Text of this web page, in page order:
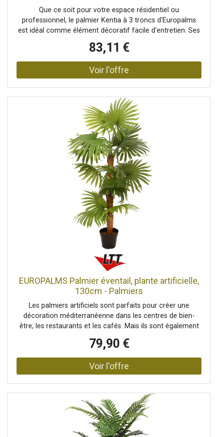
Que ce soit pour votre espace résidentiel ou
professionnel, le palmier Kentia à 3 troncs d'Europalms
est idéal comme élément décoratif facile d'entretien. Ses
troncs sont recouverts de véritable fibre de palmier, ce qui
confère à ce palmier artificiel un aspect très naturel. Il est
particulièrement mis en valeur, car les feuilles ont été
disposées uniquement dans la partie supérieure. Les
régulièrement avec un spray anti-UV afin de pouvoir
profiter longtemps de votre palmier. La plante est
disponible en différentes tailles. La livraison comprend un
pot de jardinage de base qui assure la stabilité de la plante
lorsqu'elle est placée dans un bac à fleurs. Il suffit de
courber légèrement les feuilles pour leur donner leur
forme.Palmier réaliste avec tronc naturel et feuilles en
textile de haute qualité. Tronc naturel enveloppé dans un
matériau naturel, L'article est livré prêt à être installé.,
Contenu de l'emballage 1 plante, Coffre: 3 x tronc naturel
enveloppé dans un matériau naturel, Feuillage: Matériau:
textile, Style de décoration: Forêts et prairies, tropiques,
vie moderne, Saison: Été, Dimensions: Hauteur: 150 cm,
Planteur, Dimensions: Diamètre: Ø 18 cm
83,11 €
EUROPALMS Palmier éventail, plante artificielle,
130cm - Palmiers
Les palmiers artificiels sont parfaits pour créer une
décoration méditerranéenne dans les centres de bien-
être, les restaurants et les cafés. Mais ils sont également
intérieur, où ils constituent une décoration végétale
estivale et facile d'entretien. Elles sont particulièrement
indispensables pour mettre en œuvre la tendance déco «
URBAN JUNGLE ». Cette réplique détaillée d'un vrai palmier
nervurées en forme d'éventail, disponibles en différentes
nuances de vert. Elles sont entièrement fabriquées en
plastique de haute qualité et sont donc particulièrement
résistantes. Pour obtenir un aspect réaliste de la plante
79,90 €